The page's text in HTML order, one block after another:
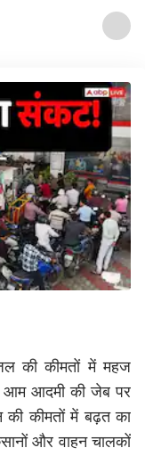
की कीमतों में महज
आम आदमी की जेब पर
कीमतों में बढ़त का
और वाहन चालकों